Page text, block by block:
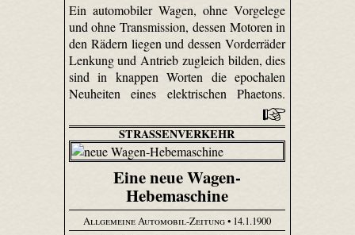
Ein automobiler Wagen, ohne Vorgelege
und ohne Transmission, dessen Motoren in
den Rädern liegen und dessen Vorderräder
Lenkung und Antrieb zugleich bilden, dies
sind in knappen Worten die epochalen
Neuheiten eines elektrischen Phaetons.
STRASSENVERKEHR
Eine neue Wagen-
Hebemaschine
Allgemeine Automobil-Zeitung• 14.1.1900